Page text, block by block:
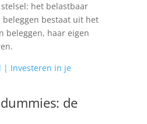
het belastbaar
bestaat uit het
beleggen, haar eigen
| Investeren in je
de